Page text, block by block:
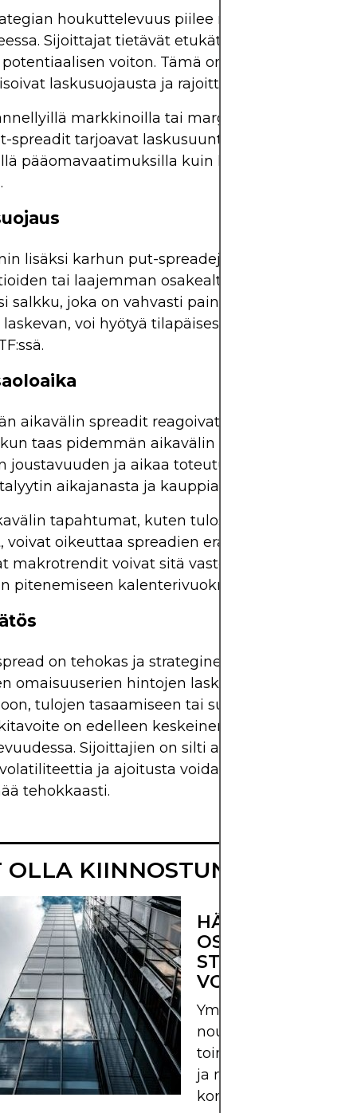
houkuttelevuus piilee myös sen tarkassa
Sijoittajat tietävät etukäteen suurimman
voiton. Tämä on korvaamatonta
laskusuojausta ja rajoittavat preemioiden
markkinoilla tai marginaalirajoitetuilla
spreadit tarjoavat laskusuuntaisen altistuksen
pääomavaatimuksilla kuin lyhyen
lisäksi karhun put-spreadeja käytetään usein
tai laajemman osakealtistuksen
salkku, joka on vahvasti painotettu sektorilla,
voi hyötyä tilapäisestä karhun put-
aikavälin spreadit reagoivat paremmin
taas pidemmän aikavälin spreadit voivat
joustavuuden ja aikaa toteutua.
aikajanasta ja kauppiaan näkemysten
tapahtumat, kuten tulosraportit tai
voivat oikeuttaa spreadien erääntymisen
makrotrendit voivat sitä vastoin johtaa useiden
pitenemiseen kalenterivuokraeroissa.
on tehokas ja strateginen tapa kohdistaa
omaisuuserien hintojen laskuun. Käytettiinpä
tulojen tasaamiseen tai
on edelleen keskeinen tekijä sen
Sijoittajien on silti arvioitava
ja ajoitusta voidakseen käyttää tätä
tehokkaasti.
OLLA KIINNOSTUNUT MYÖS
HÄRÄN
OSTOSPREADI:
STRATEGIA- JA
Ymmärrä, miten
nousuoptioiden
toimii, sen riski-
ja milloin tätä
konservatiivista